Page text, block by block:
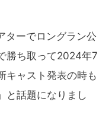
ターでロングラン公
勝ち取って2024年7
キャスト発表の時も
と話題になりまし